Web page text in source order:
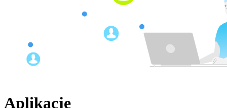
Aplikacje